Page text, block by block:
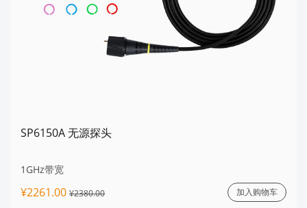
SP6150A 无源探头
1GHz带宽
¥2261.00 ¥2380.00 加入购物车